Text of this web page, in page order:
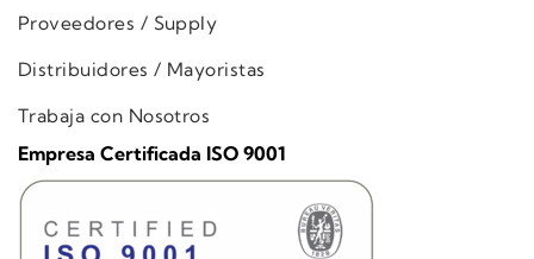
Proveedores / Supply
Distribuidores / Mayoristas
Trabaja con Nosotros
Empresa Certificada ISO 9001